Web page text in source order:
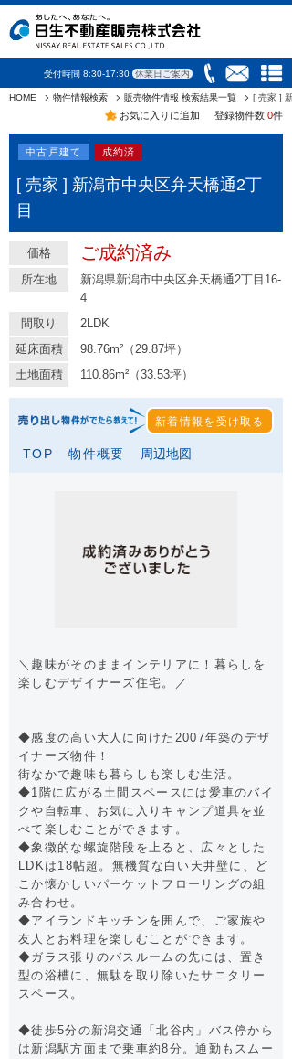
受付時間 8:30-17:30 休業日ご案内
HOME 物件情報検索 販売物件情報 検索結果一覧 [ 売家 ]
お気に入りに追加 登録物件数 0件
[ 売家 ] 新潟市中央区弁天橋通2丁
目
中古戸建て 成約済
価格 ご成約済み
所在地
新潟県新潟市中央区弁天橋通2丁目16-
4
間取り
2LDK
延床面積
98.76m²（29.87坪）
土地面積
110.86m²（33.53坪）
新着情報を受け取る
TOP 物件概要 周辺地図
＼趣味がそのままインテリアに！暮らしを
楽しむデザイナーズ住宅。／
◆感度の高い大人に向けた2007年築のデザ
イナーズ物件！
街なかで趣味も暮らしも楽しむ生活。
◆1階に広がる土間スペースには愛車のバイ
クや自転車、お気に入りキャンプ道具を並
べて楽しむことができます。
◆象徴的な螺旋階段を上ると、広々とした
LDKは18帖超。無機質な白い天井壁に、ど
こか懐かしいパーケットフローリングの組
み合わせ。
◆アイランドキッチンを囲んで、ご家族や
友人とお料理を楽しむことができます。
◆ガラス張りのバスルームの先には、置き
型の浴槽に、無駄を取り除いたサニタリー
スペース。
◆徒歩5分の新潟交通「北谷内」バス停から
は新潟駅方面まで乗車約8分。通勤もスムー